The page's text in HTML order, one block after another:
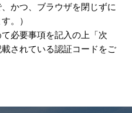
かつ、ブラウザを閉じずに
。）
必要事項を記入の上「次
されている認証コードをご